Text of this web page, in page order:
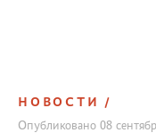
НОВОСТИ
Опубликовано 08